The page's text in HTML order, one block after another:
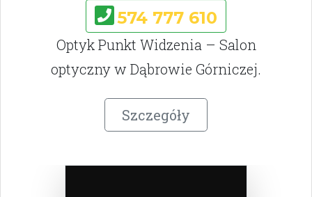
574 777 610
Optyk Punkt Widzenia – Salon
optyczny w Dąbrowie Górniczej.
Szczegóły